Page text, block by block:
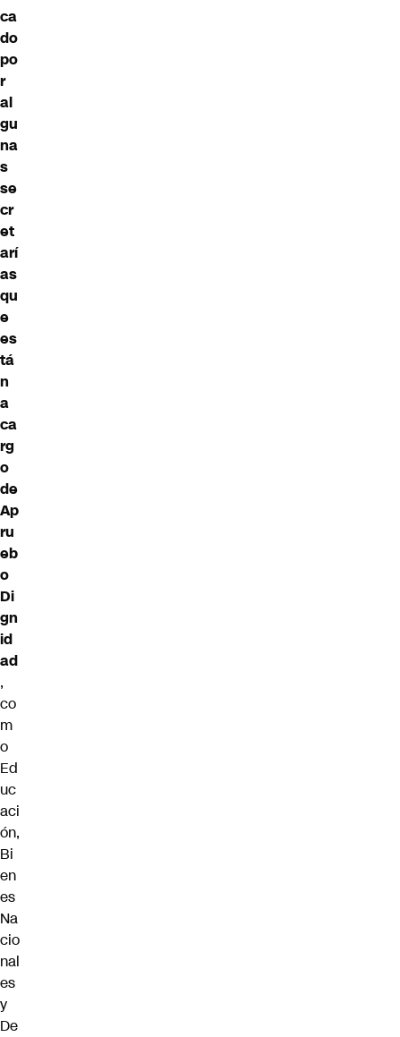
ca
do
po
r
al
gu
na
s
se
cr
et
arí
as
qu
e
es
tá
n
a
ca
rg
o
de
Ap
ru
eb
o
Di
gn
id
ad
,
co
m
o
Ed
uc
aci
ón,
Bi
en
es
Na
cio
nal
es
y
De